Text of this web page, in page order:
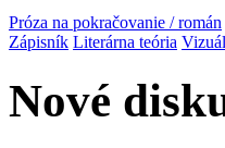
Próza na pokračovanie / román
Zápisník Literárna teória
Nové